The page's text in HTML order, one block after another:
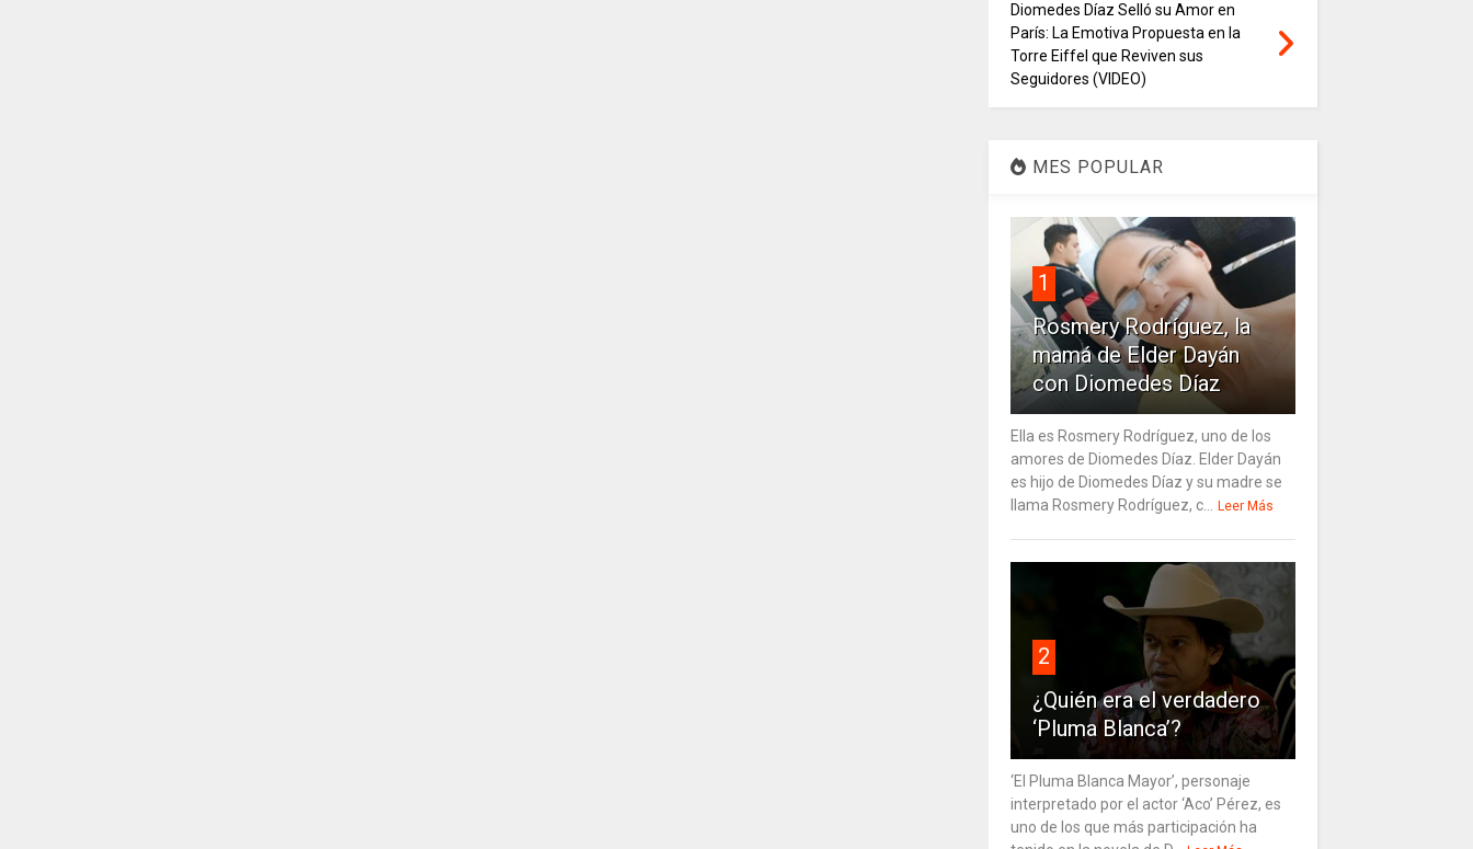
Diomedes Díaz Selló su Amor en
París: La Emotiva Propuesta en la
Torre Eiffel que Reviven sus
Seguidores (VIDEO)
MES POPULAR
1
Rosmery Rodríguez, la
mamá de Elder Dayán
con Diomedes Díaz
Ella es Rosmery Rodríguez, uno de los
amores de Diomedes Díaz. Elder Dayán
es hijo de Diomedes Díaz y su madre se
llama Rosmery Rodríguez, c... Leer Más
2
¿Quién era el verdadero
‘Pluma Blanca’?
‘El Pluma Blanca Mayor’, personaje
interpretado por el actor ‘Aco’ Pérez, es
uno de los que más participación ha